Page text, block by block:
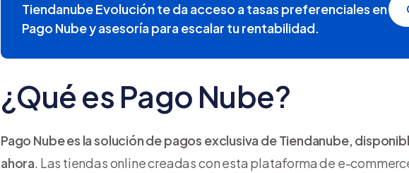
Tiendanube Evolución te da acceso a tasas preferenciales en
Pago Nube y asesoría para escalar tu rentabilidad.
¿Qué es Pago Nube?
Pago Nube es la solución de pagos exclusiva de Tiendanube,
ahora. Las tiendas online creadas con esta plataforma de e-